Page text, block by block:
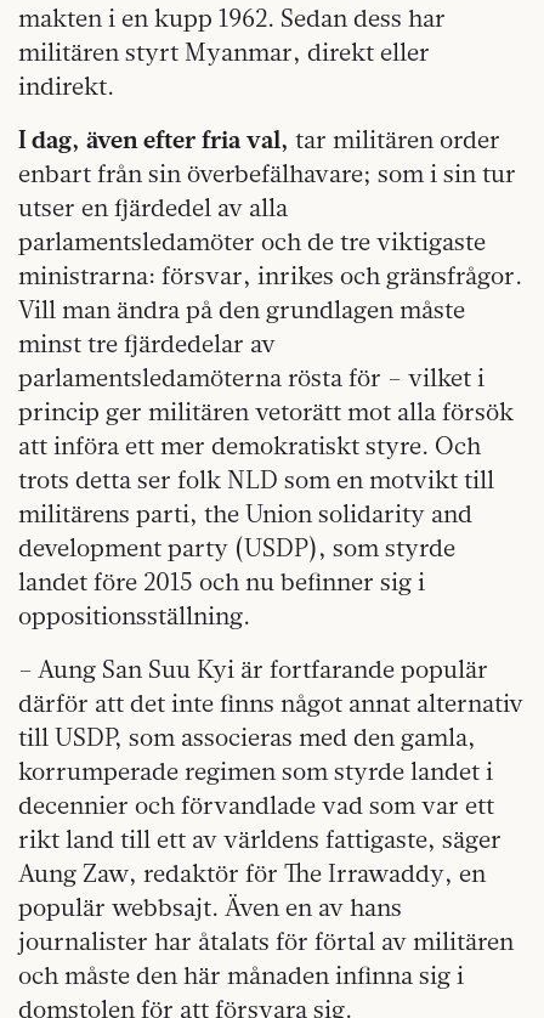
makten i en kupp 1962. Sedan dess har
militären styrt Myanmar, direkt eller
indirekt.
I dag, även efter fria val, tar militären order
enbart från sin överbefälhavare; som i sin tur
utser en fjärdedel av alla
parlamentsledamöter och de tre viktigaste
ministrarna: försvar, inrikes och gränsfrågor.
Vill man ändra på den grundlagen måste
minst tre fjärdedelar av
parlamentsledamöterna rösta för – vilket i
princip ger militären vetorätt mot alla försök
att införa ett mer demokratiskt styre. Och
trots detta ser folk NLD som en motvikt till
militärens parti, the Union solidarity and
development party (USDP), som styrde
landet före 2015 och nu befinner sig i
oppositionsställning.
– Aung San Suu Kyi är fortfarande populär
därför att det inte finns något annat alternativ
till USDP, som associeras med den gamla,
korrumperade regimen som styrde landet i
decennier och förvandlade vad som var ett
rikt land till ett av världens fattigaste, säger
Aung Zaw, redaktör för The Irrawaddy, en
populär webbsajt. Även en av hans
journalister har åtalats för förtal av militären
och måste den här månaden infinna sig i
domstolen för att försvara sig.